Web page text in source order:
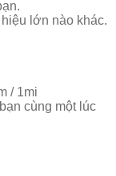
lớn nào khác.
/ 1mi
cùng một lúc